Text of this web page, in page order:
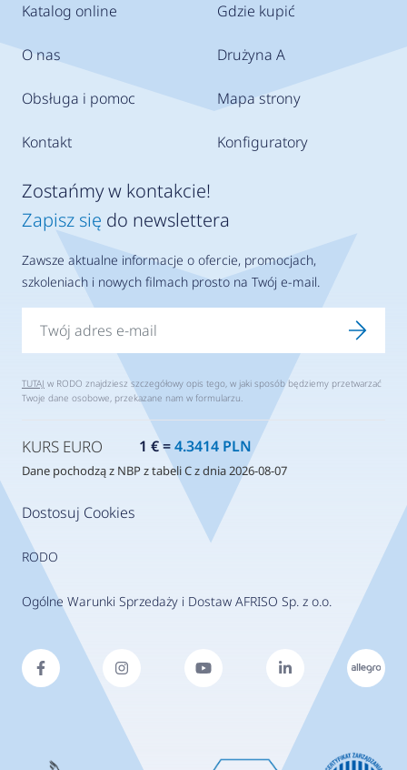
Katalog online
O nas
Obsługa i pomoc
Kontakt
Gdzie kupić
Drużyna A
Mapa strony
Konfiguratory
Dostosuj Cookies
RODO
Ogólne Warunki Sprzedaży i Dostaw AFRISO Sp. z o.o.
Zostańmy w kontakcie!
Zapisz się do newslettera
Zawsze aktualne informacje o ofercie, promocjach,
szkoleniach i nowych filmach prosto na Twój e-mail.
TUTAJ w RODO znajdziesz szczegółowy opis tego, w jaki sposób będziemy przetwarzać
Twoje dane osobowe, przekazane nam w formularzu.
KURS EURO 1 € =4.3414 PLN
Dane pochodzą z NBP z tabeli C z dnia 2026-08-07